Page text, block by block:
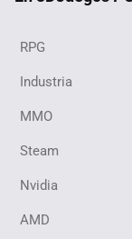
RPG
Industria
MMO
Steam
Nvidia
AMD